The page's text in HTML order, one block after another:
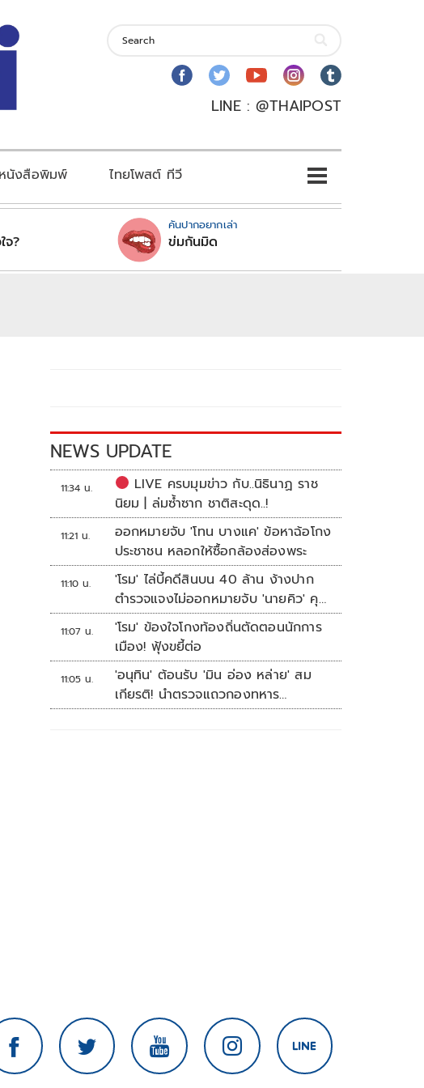
LINE : @THAIPOST
หนังสือพิมพ์ ไทยโพสต์ ทีวี
จ?
คันปากอยากเล่า
ข่มกันมิด
NEWS UPDATE
11:34 น.
LIVE ครบมุมข่าว กับ..นิธินาฏ ราช
นิยม | ล่มซ้ำซาก ชาติสะดุด..!
11:21 น.
ออกหมายจับ 'โทน บางแค' ข้อหาฉ้อโกง
ประชาชน หลอกให้ซื้อกล้องส่องพระ
11:10 น.
'โรม' ไล่บี้คดีสินบน 40 ล้าน ง้างปาก
ตำรวจแจงไม่ออกหมายจับ 'นายคิว' คุม
เว็บพนัน
11:07 น.
'โรม' ข้องใจโกงท้องถิ่นตัดตอนนักการ
เมือง! ฟุ้งขยี้ต่อ
11:05 น.
'อนุทิน' ต้อนรับ 'มิน อ่อง หล่าย' สม
เกียรติ! นำตรวจแถวกองทหาร
เกียรติยศ